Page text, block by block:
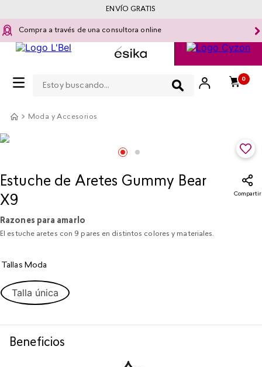
Compra a través de una consultora online
0
ENVÍO GRATIS
Moda y Accesorios
Estuche de Aretes Gummy Bear
X9​
Compartir
Razones para amarlo
El estuche aretes con 9 pares en distintos colores y materiales.
Tallas Moda
Talla única
Beneficios